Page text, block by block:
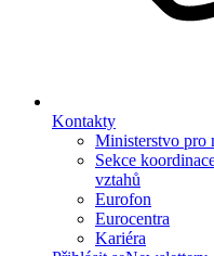
Kontakty
Ministerstvo pro
Sekce
vztahů
Eurofon
Eurocentra
Kariéra